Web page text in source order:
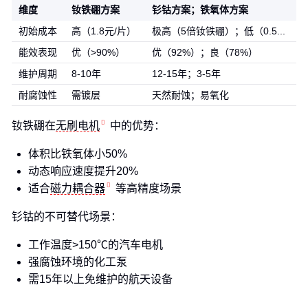
维度 钕铁硼方案
钐钴方案；铁氧体方案
初始成本
高（1.8元/片）
极高（5倍钕铁硼）；低（0.5...
能效表现
优（>90%）
优（92%）；良（78%）
维护周期
8-10年
12-15年；3-5年
耐腐蚀性
需镀层 天然耐蚀；易氧化
钕铁硼在无刷电机 中的优势：
体积比铁氧体小50%
动态响应速度提升20%
适合磁力耦合器 等高精度场景
钐钴的不可替代场景：
工作温度>150℃的汽车电机
强腐蚀环境的化工泵
需15年以上免维护的航天设备